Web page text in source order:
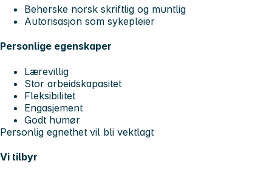
Beherske norsk skriftlig og muntlig
Autorisasjon som sykepleier
Personlige egenskaper
Lærevillig
Stor arbeidskapasitet
Fleksibilitet
Engasjement
Godt humør
Personlig egnethet vil bli vektlagt
Vi tilbyr